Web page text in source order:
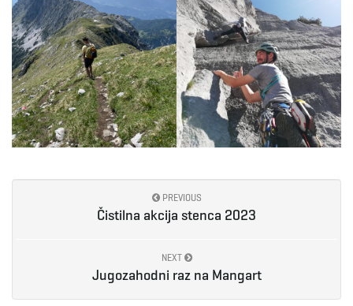
PREVIOUS
Čistilna akcija stenca 2023
NEXT
Jugozahodni raz na Mangart